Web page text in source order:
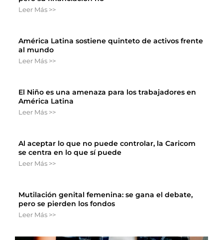
Leer Más >>
América Latina sostiene quinteto de activos frente
al mundo
Leer Más >>
El Niño es una amenaza para los trabajadores en
América Latina
Leer Más >>
Al aceptar lo que no puede controlar, la Caricom
se centra en lo que sí puede
Leer Más >>
Mutilación genital femenina: se gana el debate,
pero se pierden los fondos
Leer Más >>